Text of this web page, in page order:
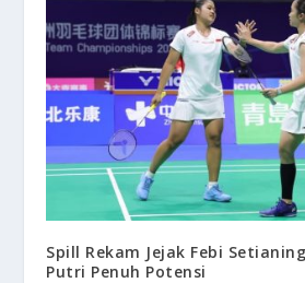
Spill Rekam Jejak Febi
Putri Penuh Potensi